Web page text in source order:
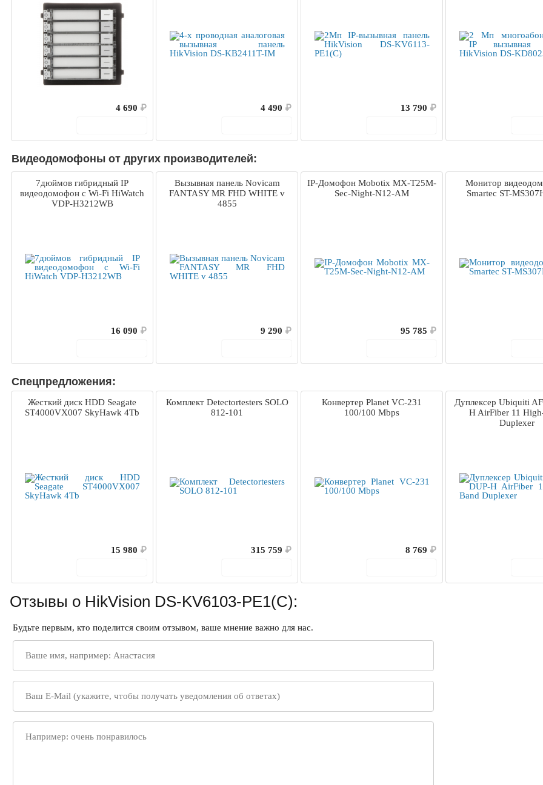
4 690 ₽
4 490 ₽
13 790 ₽
Видеодомофоны от других производителей:
7дюймов гибридный IP
видеодомофон с Wi-Fi HiWatch
VDP-H3212WB
16 090 ₽
Вызывная панель Novicam
FANTASY MR FHD WHITE v
4855
9 290 ₽
IP-Домофон Mobotix MX-T25M-
Sec-Night-N12-AM
95 785 ₽
Монитор
Smartec ST-
Спецпредложения:
Жесткий диск HDD Seagate
ST4000VX007 SkyHawk 4Tb
15 980 ₽
Комплект Detectortesters SOLO
812-101
315 759 ₽
Конвертер Planet VC-231
100/100 Mbps
8 769 ₽
Дуплексер Ubiquiti
H AirFiber 11
Duplexer
Отзывы о HikVision DS-KV6103-PE1(C):
Будьте первым, кто поделится своим отзывом, ваше мнение важно для нас.